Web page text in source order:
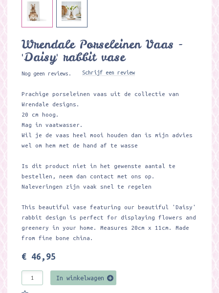
Wrendale Porseleinen Vaas -
'Daisy' rabbit vase
Nog geen reviews. Schrijf een review
Prachige porseleinen vaas uit de collectie van
Wrendale designs.
20 cm hoog.
Mag in vaatwasser.
Wil je de vaas heel mooi houden dan is mijn advies
wel om hem met de hand af te wasse
Is dit product niet in het gewenste aantal te
bestellen, neem dan contact met ons op.
Naleveringen zijn vaak snel te regelen
This beautiful vase featuring our beautiful 'Daisy'
rabbit design is perfect for displaying flowers and
greenery in your home. Measures 20cm x 11cm. Made
from fine bone china.
€ 46,95
In winkelwagen